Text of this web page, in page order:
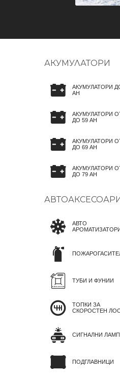
АКУМУЛАТОРИ
АКУМУЛАТОРИ
AH
АКУМУЛАТОРИ
ДО 59 AH
АКУМУЛАТОРИ
ДО 69 AH
АКУМУЛАТОРИ
ДО 79 AH
АВТО
ТУБИ И ФУНИИ
ТОПКИ ЗА
СКОРОСТЕН
СИГНАЛНИ
ПОДГЛАВНИЦИ